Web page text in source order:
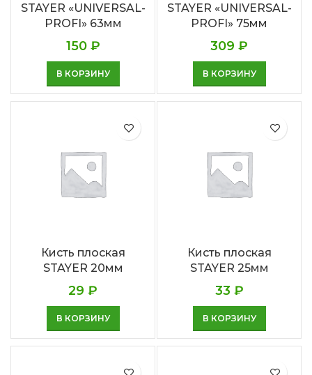
STAYER «UNIVERSAL-
PROFI» 63мм
150 ₽
В КОРЗИНУ
STAYER «UNIVERSAL-
PROFI» 75мм
309 ₽
В КОРЗИНУ
Кисть плоская
STAYER 20мм
29 ₽
В КОРЗИНУ
Кисть плоская
STAYER 25мм
33 ₽
В КОРЗИНУ